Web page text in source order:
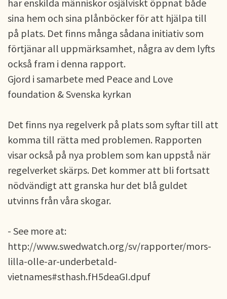
har enskilda människor osjälviskt öppnat både
sina hem och sina plånböcker för att hjälpa till
på plats. Det finns många sådana initiativ som
förtjänar all uppmärksamhet, några av dem lyfts
också fram i denna rapport.
Gjord i samarbete med Peace and Love
foundation & Svenska kyrkan
Det finns nya regelverk på plats som syftar till att
komma till rätta med problemen. Rapporten
visar också på nya problem som kan uppstå när
regelverket skärps. Det kommer att bli fortsatt
nödvändigt att granska hur det blå guldet
utvinns från våra skogar.
- See more at:
http://www.swedwatch.org/sv/rapporter/mors-
lilla-olle-ar-underbetald-
vietnames#sthash.fH5deaGI.dpuf